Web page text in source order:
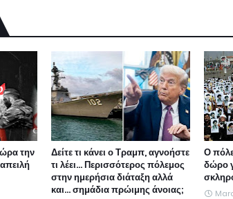
την
Δείτε τι κάνει ο Τραμπ, αγνοήστε
τι λέει... Περισσότερος πόλεμος
στην ημερήσια διάταξη αλλά
και... σημάδια πρώιμης άνοιας;
Ο
δώρο